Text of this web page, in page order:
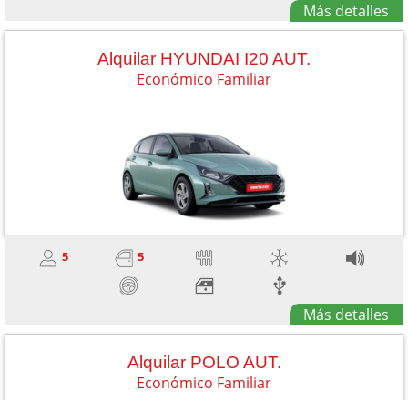
Más detalles
Alquilar HYUNDAI I20 AUT.
Económico Familiar
5 5
Más detalles
Alquilar POLO AUT.
Económico Familiar